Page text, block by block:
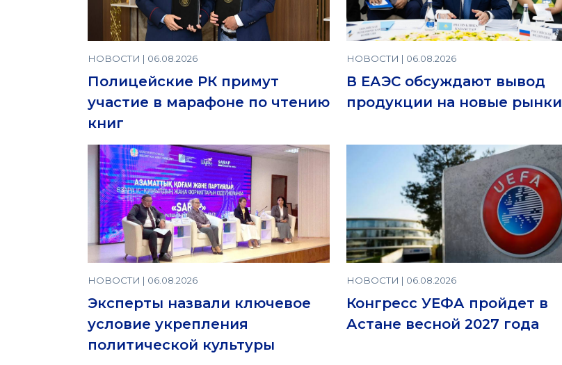
НОВОСТИ | 06.08.2026
Полицейские РК примут
участие в марафоне по чтению
книг
НОВОСТИ | 06.08.2026
В ЕАЭС обсуждают вывод
продукции на новые рынки
НОВОСТИ | 06.08.2026
Эксперты назвали ключевое
условие укрепления
политической культуры
НОВОСТИ | 06.08.2026
Конгресс УЕФА пройдет в
Астане весной 2027 года